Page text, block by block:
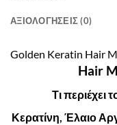
ΑΞΙΟΛΟΓΉΣΕΙΣ (0)
Golden Keratin Hair
Hair
Τι περιέχει
Κερατίνη, Έλαιο